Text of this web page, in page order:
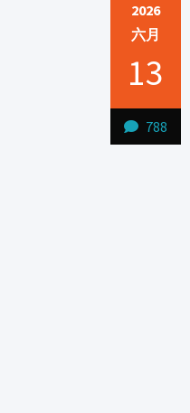
2026
六月
13
788